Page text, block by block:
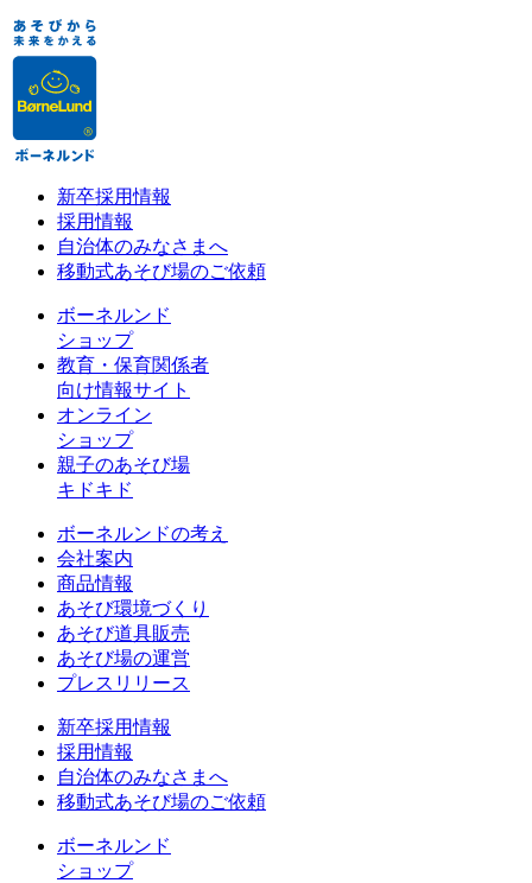
新卒採用情報
採用情報
自治体のみなさまへ
移動式あそび場のご依頼
ボーネルンド
ショップ
教育・保育関係者
向け情報サイト
オンライン
ショップ
親子のあそび場
キドキド
ボーネルンドの考え
会社案内
商品情報
あそび環境づくり
あそび道具販売
あそび場の運営
プレスリリース
新卒採用情報
採用情報
自治体のみなさまへ
移動式あそび場のご依頼
ボーネルンド
ショップ